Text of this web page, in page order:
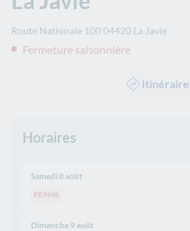
Route Nationale 10004420 La Javie
Fermeture saisonnière
Itinéraire
Horaires
Samedi 8 août
FERME
Dimanche 9 août